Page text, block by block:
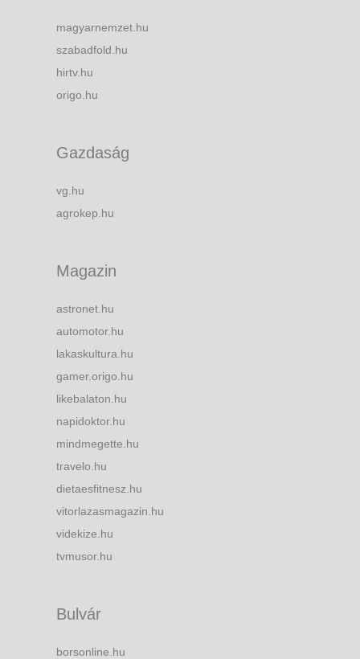
magyarnemzet.hu
szabadfold.hu
hirtv.hu
origo.hu
Gazdaság
vg.hu
agrokep.hu
Magazin
astronet.hu
automotor.hu
lakaskultura.hu
gamer.origo.hu
likebalaton.hu
napidoktor.hu
mindmegette.hu
travelo.hu
dietaesfitnesz.hu
vitorlazasmagazin.hu
videkize.hu
tvmusor.hu
Bulvár
borsonline.hu